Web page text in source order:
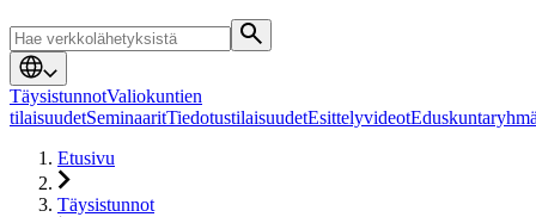
TäysistunnotValiokuntien
tilaisuudetSeminaaritTiedotustilaisuudetEsittelyvideot
Etusivu
Täysistunnot